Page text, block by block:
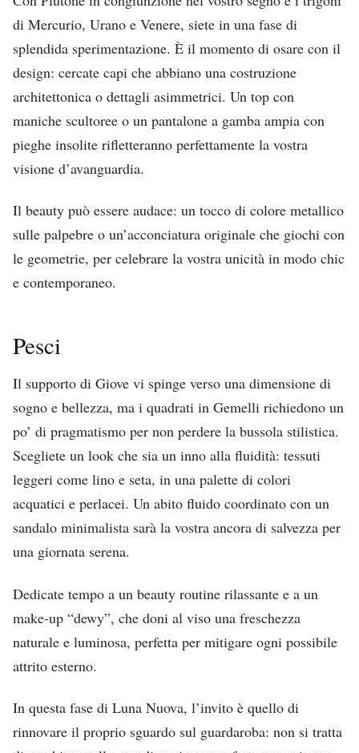
di Mercurio, Urano e Venere, siete in una fase di
splendida sperimentazione. È il momento di osare con il
design: cercate capi che abbiano una costruzione
architettonica o dettagli asimmetrici. Un top con
maniche scultoree o un pantalone a gamba ampia con
pieghe insolite rifletteranno perfettamente la vostra
visione d’avanguardia.
Il beauty può essere audace: un tocco di colore metallico
sulle palpebre o un’acconciatura originale che giochi con
le geometrie, per celebrare la vostra unicità in modo chic
e contemporaneo.
Pesci
Il supporto di Giove vi spinge verso una dimensione di
sogno e bellezza, ma i quadrati in Gemelli richiedono un
po’ di pragmatismo per non perdere la bussola stilistica.
Scegliete un look che sia un inno alla fluidità: tessuti
leggeri come lino e seta, in una palette di colori
acquatici e perlacei. Un abito fluido coordinato con un
sandalo minimalista sarà la vostra ancora di salvezza per
una giornata serena.
Dedicate tempo a un beauty routine rilassante e a un
make-up “dewy”, che doni al viso una freschezza
naturale e luminosa, perfetta per mitigare ogni possibile
attrito esterno.
In questa fase di Luna Nuova, l’invito è quello di
rinnovare il proprio sguardo sul guardaroba: non si tratta